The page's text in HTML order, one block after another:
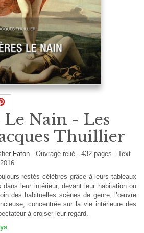
Le Nain - Les
Thuillier
Faton - Ouvrage relié - 432 pages - Text
restés célèbres grâce à leurs tableaux
dans leur intérieur, devant leur habitation ou
des habituelles scènes de genre, l’œuvre
concentrée sur la vie intérieure des
à croiser leur regard.